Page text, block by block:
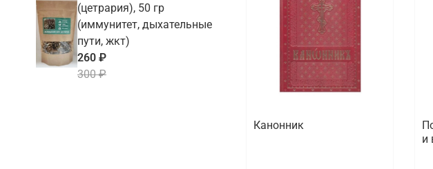
Канонник
и
(цетрария), 50 гр
(иммунитет, дыхательные
пути, жкт)
260 ₽
300 ₽